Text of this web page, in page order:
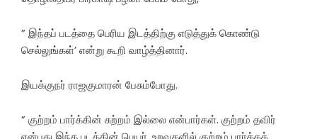
” இந்தப் படத்தை பெரிய இடத்திற்கு எடுத்துக் கொண்டு
செல்லுங்கள்’ என்று கூறி வாழ்த்தினார்.
இயக்குநர் ராஜகுமாரன் பேசும்போது.
” குற்றம் பார்க்கின் சுற்றம் இல்லை என்பார்கள். குற்றம் தவிர்